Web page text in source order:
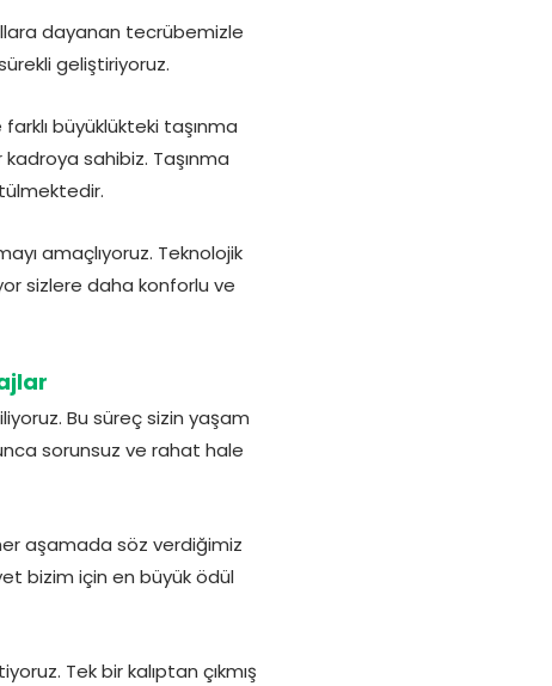
dayanan tecrübemizle
geliştiriyoruz.
büyüklükteki taşınma
sahibiz. Taşınma
amaçlıyoruz. Teknolojik
sizlere daha konforlu ve
Bu süreç sizin yaşam
sorunsuz ve rahat hale
aşamada söz verdiğimiz
bizim için en büyük ödül
Tek bir kalıptan çıkmış